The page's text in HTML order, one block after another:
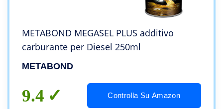
METABOND MEGASEL PLUS additivo
carburante per Diesel 250ml
METABOND
9.4 Controlla Su Amazon